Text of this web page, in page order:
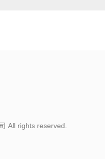
All rights reserved.